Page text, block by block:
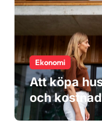
Ekonomi
Att köpa
och